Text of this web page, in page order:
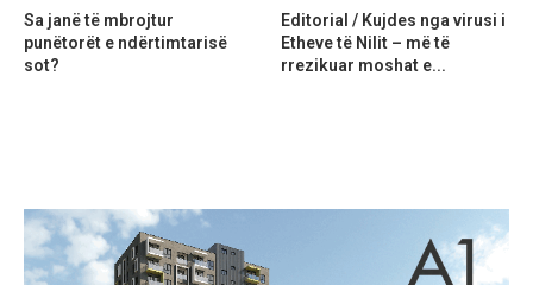
Sa janë të mbrojtur
punëtorët e ndërtimtarisë
sot?
Editorial / Kujdes nga virusi i
Etheve të Nilit – më të
rrezikuar moshat e...